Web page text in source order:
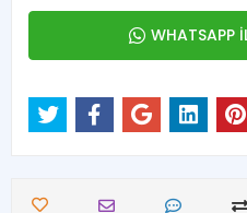
WHATSAPP